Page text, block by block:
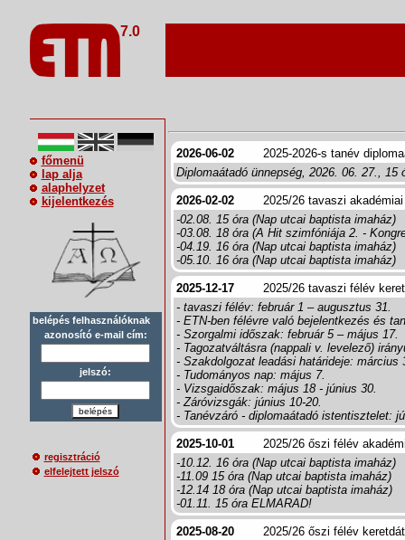
7.0
főmenü
lap alja
alaphelyzet
kijelentkezés
belépés felhasználóknak
azonosító e-mail cím:
jelszó:
belépés
regisztráció
elfelejtett jelszó
2026-06-02
2025-2026-s tanév
Diplomaátadó ünnepség, 2026. 06. 27.,
2026-02-02
2025/26 tavaszi
-02.08. 15 óra (Nap utcai baptista imaház)
-03.08. 18 óra (A Hit szimfóniája 2. -
-04.19. 16 óra (Nap utcai baptista imaház)
-05.10. 16 óra (Nap utcai baptista imaház)
2025-12-17
2025/26 tavaszi félév
- tavaszi félév: február 1 – augusztus 31.
- ETN-ben félévre való bejelentkezés és
- Szorgalmi időszak: február 5 – május 17.
- Tagozatváltásra (nappali v. levelező)
- Szakdolgozat leadási határideje: március
- Tudományos nap: május 7.
- Vizsgaidőszak: május 18 - június 30.
- Záróvizsgák: június 10-20.
- Tanévzáró - diplomaátadó istentisztelet:
2025-10-01
2025/26 őszi félév
-10.12. 16 óra (Nap utcai baptista imaház)
-11.09 15 óra (Nap utcai baptista imaház)
-12.14 18 óra (Nap utcai baptista imaház)
-01.11. 15 óra ELMARAD!
2025-08-20
2025/26 őszi félév